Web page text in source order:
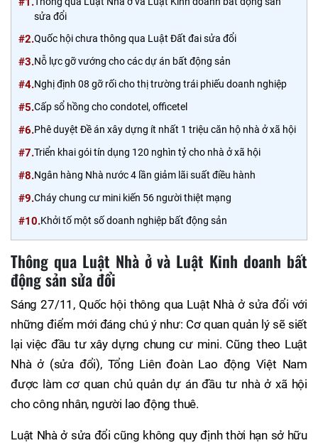
sửa đổi
#2.Quốc hội chưa thông qua Luật Đất đai sửa đổi
#3.Nỗ lực gỡ vướng cho các dự án bất động sản
#4.Nghị định 08 gỡ rối cho thị trường trái phiếu doanh nghiệp
#5.Cấp sổ hồng cho condotel, officetel
#6.Phê duyệt Đề án xây dựng ít nhất 1 triệu căn hộ nhà ở xã hội
#7.Triển khai gói tín dụng 120 nghìn tỷ cho nhà ở xã hội
#8.Ngân hàng Nhà nước 4 lần giảm lãi suất điều hành
#9.Cháy chung cư mini kiến 56 người thiệt mạng
#10.Khởi tố một số doanh nghiệp bất động sản
Thông qua Luật Nhà ở và Luật Kinh doanh bất
động sản sửa đổi
Sáng 27/11, Quốc hội thông qua Luật Nhà ở sửa đổi với
những điểm mới đáng chú ý như: Cơ quan quản lý sẽ siết
lại việc đầu tư xây dựng chung cư mini. Cũng theo Luật
Nhà ở (sửa đổi), Tổng Liên đoàn Lao động Việt Nam
được làm cơ quan chủ quản dự án đầu tư nhà ở xã hội
cho công nhân, người lao động thuê.
Luật Nhà ở sửa đổi cũng không quy định thời hạn sở hữu